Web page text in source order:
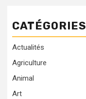
CATÉGORIES
Actualités
Agriculture
Animal
Art